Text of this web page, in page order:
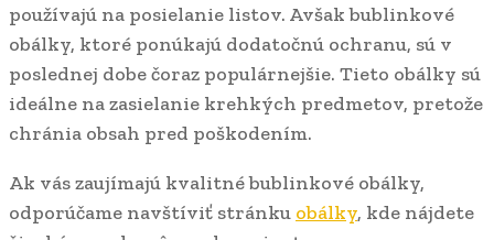
používajú na posielanie listov. Avšak bublinkové
obálky, ktoré ponúkajú dodatočnú ochranu, sú v
poslednej dobe čoraz populárnejšie. Tieto obálky sú
ideálne na zasielanie krehkých predmetov, pretože
chránia obsah pred poškodením.
Ak vás zaujímajú kvalitné bublinkové obálky,
odporúčame navštíviť stránku obálky, kde nájdete